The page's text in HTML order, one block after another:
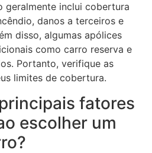
geralmente inclui cobertura
danos a terceiros e
disso, algumas apólices
como carro reserva e
Portanto, verifique as
limites de cobertura.
fatores
escolher um